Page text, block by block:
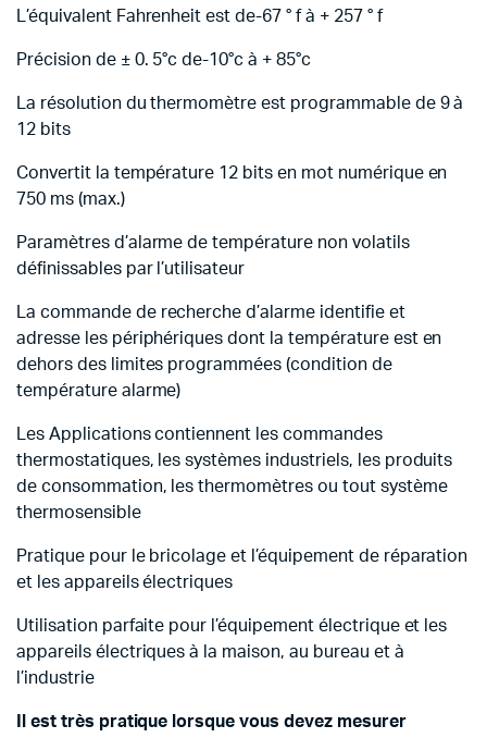
L’équivalent Fahrenheit est de-67 ° f à + 257 ° f
Précision de ± 0. 5°c de-10°c à + 85°c
La résolution du thermomètre est programmable de 9 à
12 bits
Convertit la température 12 bits en mot numérique en
750 ms (max.)
Paramètres d’alarme de température non volatils
définissables par l’utilisateur
La commande de recherche d’alarme identifie et
adresse les périphériques dont la température est en
dehors des limites programmées (condition de
température alarme)
Les Applications contiennent les commandes
thermostatiques, les systèmes industriels, les produits
de consommation, les thermomètres ou tout système
thermosensible
Pratique pour le bricolage et l’équipement de réparation
et les appareils électriques
Utilisation parfaite pour l’équipement électrique et les
appareils électriques à la maison, au bureau et à
l’industrie
Il est très pratique lorsque vous devez mesurer